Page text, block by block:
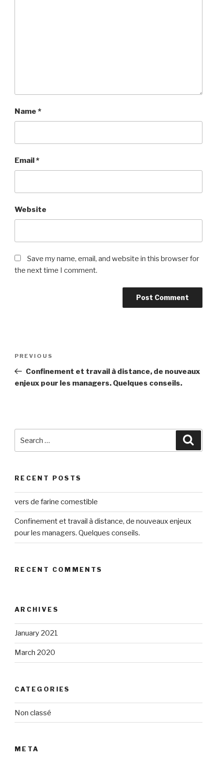
Name *
Email*
Website
Save my name, email, and website in this browser for
the next time I comment.
Previous
Post
PREVIOUS
Confinement et travail à distance, de nouveaux
enjeux pour les managers. Quelques conseils.
for:
RECENT POSTS
vers de farine comestible
Confinement et travail à distance, de nouveaux enjeux
pour les managers. Quelques conseils.
RECENT COMMENTS
ARCHIVES
January 2021
March 2020
CATEGORIES
Non classé
META